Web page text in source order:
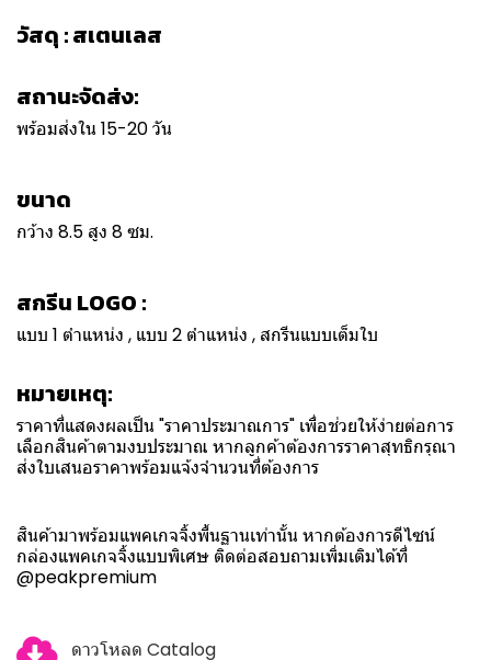
วัสดุ : สเตนเลส
สถานะจัดส่ง:
พร้อมส่งใน 15-20 วัน
ขนาด
กว้าง 8.5 สูง 8 ซม.
สกรีน LOGO :
แบบ 1 ตำแหน่ง , แบบ 2 ตำแหน่ง , สกรีนแบบเต็มใบ
หมายเหตุ:
ราคาที่แสดงผลเป็น "ราคาประมาณการ" เพื่อช่วยให้ง่ายต่อการ
เลือกสินค้าตามงบประมาณ หากลูกค้าต้องการราคาสุทธิกรุณา
ส่งใบเสนอราคาพร้อมแจ้งจำนวนที่ต้องการ
สินค้ามาพร้อมแพคเกจจิ้งพื้นฐานเท่านั้น หากต้องการดีไซน์
กล่องแพคเกจจิ้งแบบพิเศษ ติดต่อสอบถามเพิ่มเติมได้ที่
@peakpremium
ดาวโหลด Catalog